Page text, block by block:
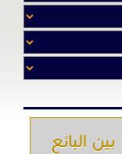
بين البائع